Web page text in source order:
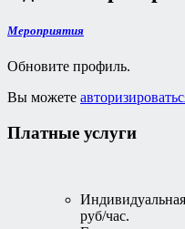
Мероприятия
Обновите профиль.
Вы можете
Платные услуги
руб/час.